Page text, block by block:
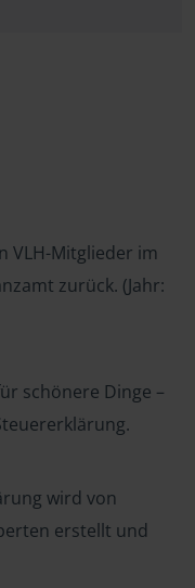
VLH-Mitglieder im
zurück. (Jahr:
schönere Dinge –
wird von
erstellt und